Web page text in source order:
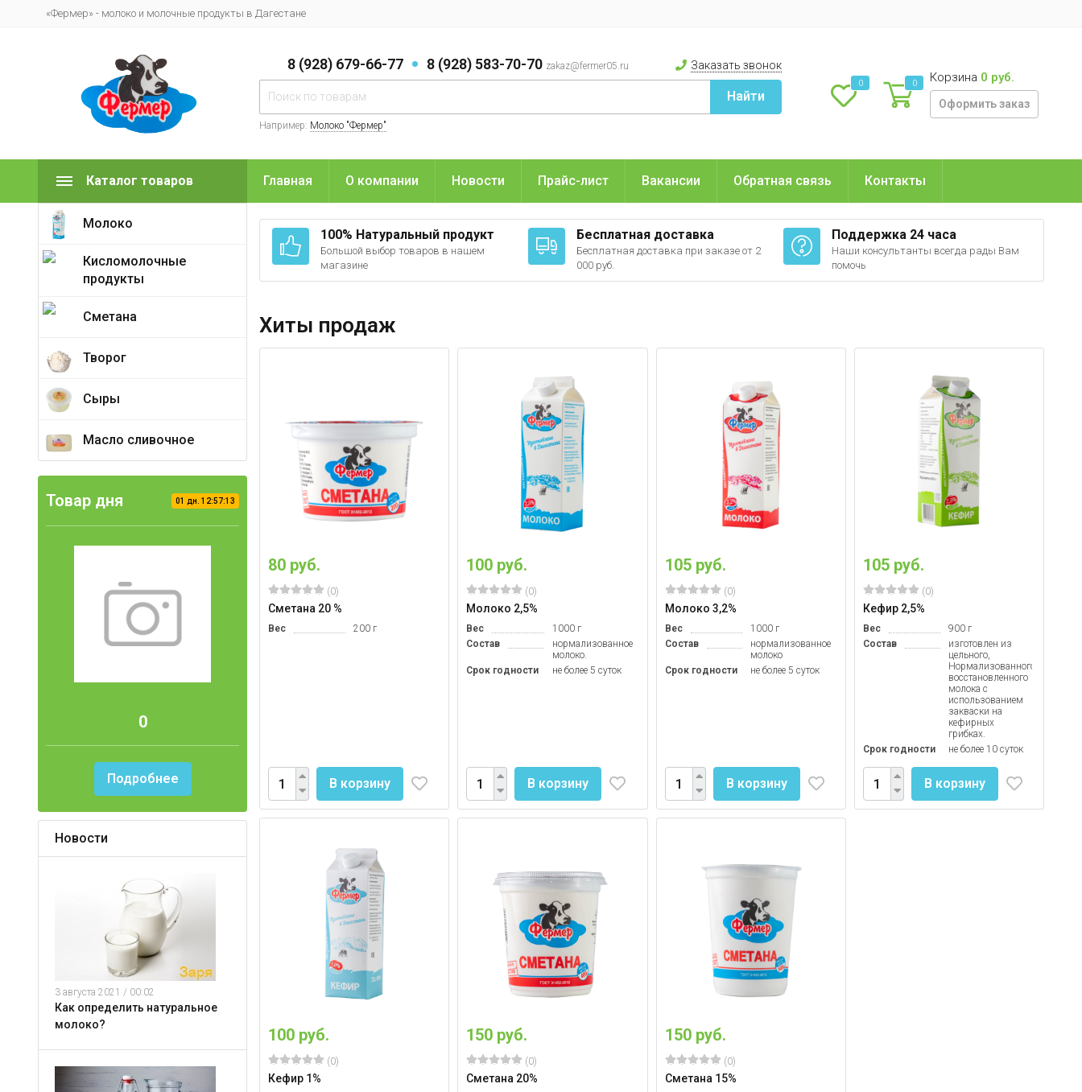
«Фермер» - молоко и молочные продукты в Дагестане
8 (928) 679-66-77 8 (928) 583-70-70 zakaz@fermer05.ru Заказать звонок
Найти
Например: Молоко "Фермер"
0 0 Корзина 0 руб.
Оформить заказ
Каталог товаров
Молоко
Кисломолочные
продукты
Сметана
Творог
Сыры
Масло сливочное
Главная О компании Новости Прайс-лист Вакансии Обратная связь Контакты
Товар дня 01 дн. 12:57:12
0
Подробнее
Новости
3 августа 2021 / 00:02
Как определить натуральное
молоко?
100% Натуральный продукт
Большой выбор товаров в нашем
магазине
Бесплатная доставка
Бесплатная доставка при заказе от 2
000 руб.
Поддержка 24 часа
Наши консультанты всегда рады Вам
помочь
Хиты продаж
80 руб.
(0)
Сметана 20 %
Вес 200 г
В корзину
100 руб.
(0)
Молоко 2,5%
Вес
1000 г
Состав
нормализованное
молоко.
Срок годности
не более 5 суток
В корзину
105 руб.
(0)
Молоко 3,2%
Вес
1000 г
Состав
нормализованное
молоко
Срок годности
не более 5 суток
В корзину
105 руб.
(0)
Кефир 2,5%
Вес
900 г
Состав
изготовлен из
цельного,
Нормализованного,
восстановленного
молока с
использованием
закваски на
кефирных
грибках.
Срок годности
не более 10 суток
В корзину
100 руб.
(0)
Кефир 1%
150 руб.
(0)
Сметана 20%
150 руб.
(0)
Сметана 15%